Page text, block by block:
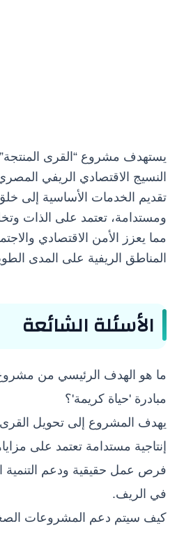
يستهدف مشروع “القرى
النسيج الاقتصادي الريفي
تقديم الخدمات الأساسية إلى
ومستدامة، تعتمد على الذات
مما يعزز الأمن الاقتصادي
المناطق الريفية على المدى
الأسئلة الشائعة
ما هو الهدف الرئيسي من
مبادرة 'حياة كريمة'؟
يهدف المشروع إلى تحويل
إنتاجية مستدامة تعتمد على
فرص عمل حقيقية ودعم التنمية
في الريف.
كيف سيتم دعم المشروعات